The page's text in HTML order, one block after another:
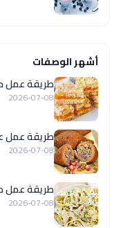
أشهر الوصفات
طريقة عمل
2026-07-08
طريقة عمل
2026-07-08
طريقة عمل
2026-07-08